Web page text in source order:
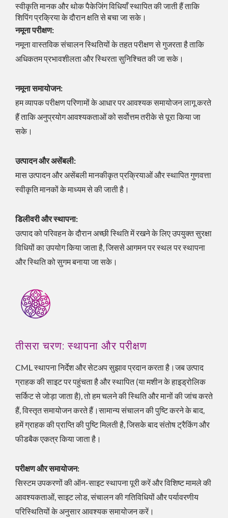
स्वीकृति मानक और थोक पैकेजिंग विधियाँ स्थापित की जाती हैं ताकि
शिपिंग प्रक्रिया के दौरान क्षति से बचा जा सके।
नमूना परीक्षण:
नमूना वास्तविक संचालन स्थितियों के तहत परीक्षण से गुजरता है ताकि
अधिकतम प्रभावशीलता और स्थिरता सुनिश्चित की जा सके।
नमूना समायोजन:
हम व्यापक परीक्षण परिणामों के आधार पर आवश्यक समायोजन लागू करते
हैं ताकि अनुप्रयोग आवश्यकताओं को सर्वोत्तम तरीके से पूरा किया जा
सके।
उत्पादन और असेंबली:
मास उत्पादन और असेंबली मानकीकृत प्रक्रियाओं और स्थापित गुणवत्ता
स्वीकृति मानकों के माध्यम से की जाती है।
डिलीवरी और स्थापना:
उत्पाद को परिवहन के दौरान अच्छी स्थिति में रखने के लिए उपयुक्त सुरक्षा
विधियों का उपयोग किया जाता है, जिससे आगमन पर स्थल पर स्थापना
और स्थिति को सुगम बनाया जा सके।
तीसरा चरण: स्थापना और परीक्षण
CML स्थापना निर्देश और सेटअप सुझाव प्रदान करता है।जब उत्पाद
ग्राहक की साइट पर पहुंचता है और स्थापित (या मशीन के हाइड्रोलिक
सर्किट से जोड़ा जाता है), तो हम चलने की स्थिति और मानों की जांच करते
हैं, विस्तृत समायोजन करते हैं।सामान्य संचालन की पुष्टि करने के बाद,
हमें ग्राहक की प्राप्ति की पुष्टि मिलती है, जिसके बाद संतोष ट्रैकिंग और
फीडबैक एकत्र किया जाता है।
परीक्षण और समायोजन:
सिस्टम उपकरणों की ऑन-साइट स्थापना पूरी करें और विशिष्ट मामले की
आवश्यकताओं, साइट लोड, संचालन की गतिविधियों और पर्यावरणीय
परिस्थितियों के अनुसार आवश्यक समायोजन करें।